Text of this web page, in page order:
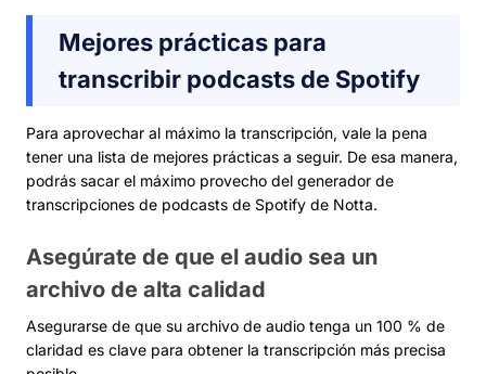
Mejores prácticas para
transcribir podcasts de Spotify
Para aprovechar al máximo la transcripción, vale la pena
tener una lista de mejores prácticas a seguir. De esa manera,
podrás sacar el máximo provecho del generador de
transcripciones de podcasts de Spotify de Notta.
Asegúrate de que el audio sea un
archivo de alta calidad
Asegurarse de que su archivo de audio tenga un 100 % de
claridad es clave para obtener la transcripción más precisa